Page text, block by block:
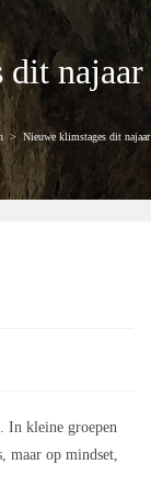
dit najaar
> Nieuwe klimstages dit najaar
In kleine groepen
maar op mindset,